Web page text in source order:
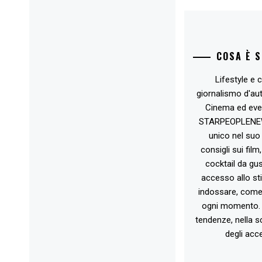
COSA È
Lifestyle e
giornalismo
Cinema ed
unico nel suo
consigli sui
cocktail da
accesso allo
indossare,
ogni
tendenze, nella
degli